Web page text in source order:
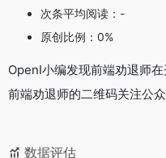
次条平均阅读：-
原创比例：0%
OpenI小编发现前端劝退师
前端劝退师的二维码关注公众
数据评估